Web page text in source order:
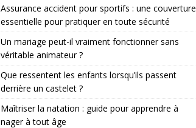
Assurance accident pour sportifs : une couverture
essentielle pour pratiquer en toute sécurité
Un mariage peut-il vraiment fonctionner sans
véritable animateur ?
Que ressentent les enfants lorsqu’ils passent
derrière un castelet ?
Maîtriser la natation : guide pour apprendre à
nager à tout âge